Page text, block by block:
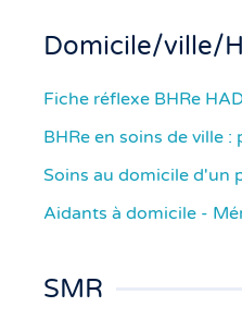
Domicile/ville/
Fiche réflexe BHRe
BHRe en soins de ville
Soins au domicile d'un
Aidants à domicile -
SMR